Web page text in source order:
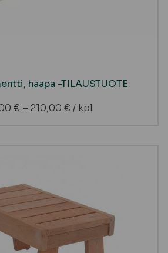
haapa -TILAUSTUOTE
€ – 210,00 € / kpl